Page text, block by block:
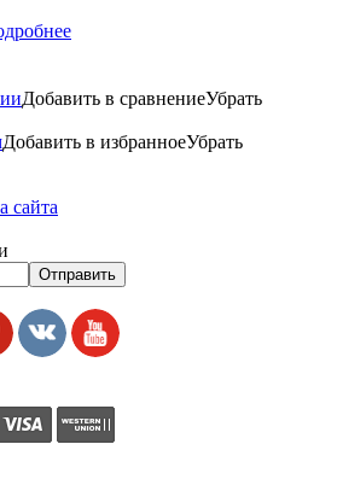
Добавить в сравнениеУбрать
Добавить в избранноеУбрать
сайта
Отправить